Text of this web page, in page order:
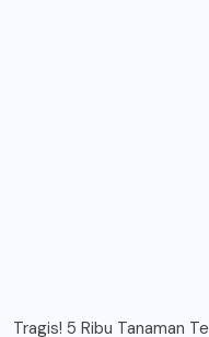
Tragis! 5 Ribu Tanaman